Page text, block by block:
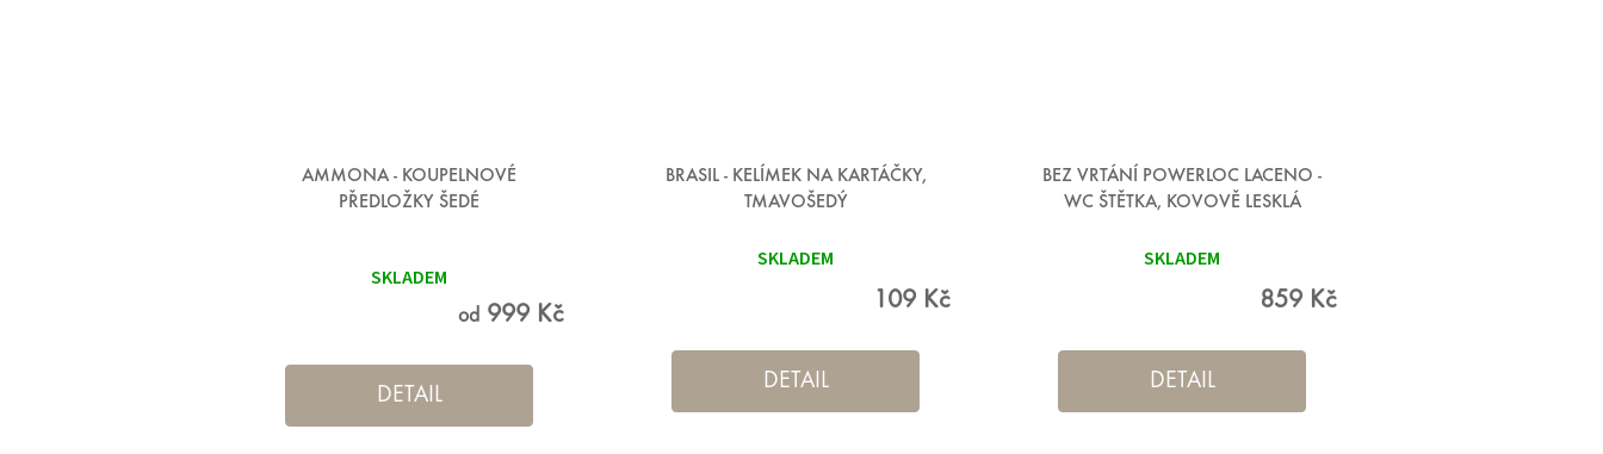
AMMONA - KOUPELNOVÉ
PŘEDLOŽKY ŠEDÉ
hodnocení
produktuSKLADEM
od 999 Kč
DETAIL
BRASIL - KELÍMEK NA KARTÁČKY,
TMAVOŠEDÝ
SKLADEM
109 Kč
DETAIL
BEZ VRTÁNÍ POWERLOC LACENO -
WC ŠTĚTKA, KOVOVĚ LESKLÁ
SKLADEM
859 Kč
DETAIL